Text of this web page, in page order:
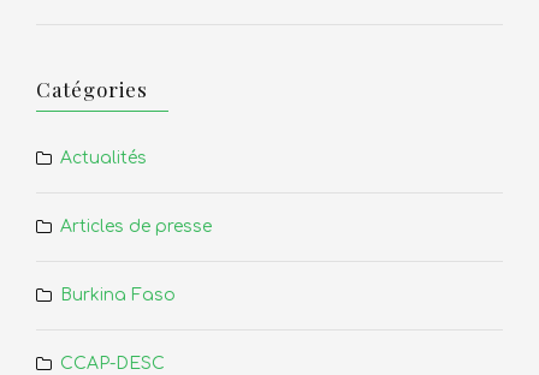
Catégories
Actualités
Articles de presse
Burkina Faso
CCAP-DESC